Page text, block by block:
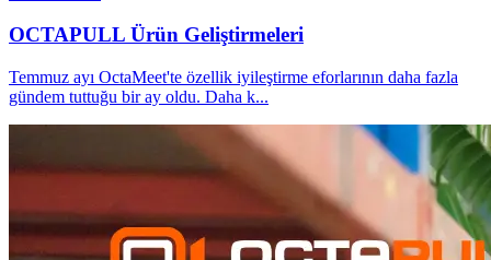
OCTAPULL Ürün Geliştirmeleri
Temmuz ayı OctaMeet'te özellik iyileştirme eforlarının daha fazla
gündem tuttuğu bir ay oldu. Daha k...